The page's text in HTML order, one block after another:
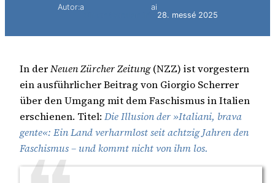
Autor:a
ai
28. messé 2025
In derNeuen Zürcher Zeitung(NZZ) ist vorgestern
ein ausführlicher Beitrag von Giorgio Scherrer
über den Umgang mit dem Faschismus in Italien
erschienen. Titel: Die Illusion der »Italiani, brava
gente«: Ein Land verharmlost seit achtzig Jahren den
Faschismus – und kommt nicht von ihm los.